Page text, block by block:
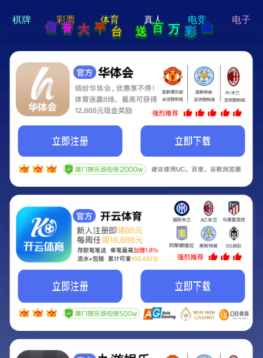
hello 宝贝
Hey Guys!
我们即将上线啦...
我们的网站正在建设.
它将是非常棒的网站.